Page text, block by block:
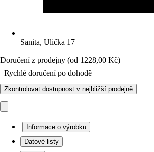
Sanita, Ulička 17
Doručení z prodejny (od 1228,00 Kč)
Rychlé doručení po dohodě
Zkontrolovat dostupnost v nejbližší prodejně
Informace o výrobku
Datové listy